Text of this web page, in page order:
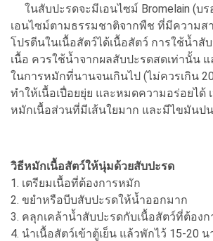
ในสับปะรดจะมีเอนไซม์ Bromelain (บร
เอนไซม์ตามธรรมชาติจากพืช ที่มีความส
โปรตีนในเนื้อสัตว์ได้เนื้อสัตว์ การใช้น้ำสั
เนื้อ ควรใช้น้ำจากผลสับปะรดสดเท่านั้น แ
ในการหมักที่นานจนเกินไป (ไม่ควรเกิน
ทำให้เนื้อเปื่อยยุ่ย และหมดความอร่อยได้
หมักเนื้อส่วนที่มีเส้นใยมาก และมีไขมันป
วิธีหมักเนื้อสัตว์ให้นุ่มด้วยสับปะรด
1. เตรียมเนื้อที่ต้องการหมัก
2. ขยำหรือบีบสับปะรดให้น้ำออกมาก
3. คลุกเคล้าน้ำสับปะรดกับเนื้อสัตว์ที่ต้อง
4. นำเนื้อสัตว์เข้าตู้เย็น แล้วพักไว้ 15-20